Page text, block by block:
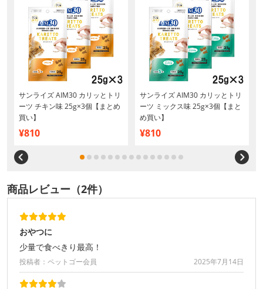
サンライズ AIM30 カリッとトリ
ーツ チキン味 25g×3個【まとめ
買い】
¥810
サンライズ AIM30 カリッとトリ
ーツ ミックス味 25g×3個【まと
め買い】
¥810
商品レビュー（2件）
おやつに
少量で食べきり最高！
投稿者：ペットゴー会員 2025年7月14日